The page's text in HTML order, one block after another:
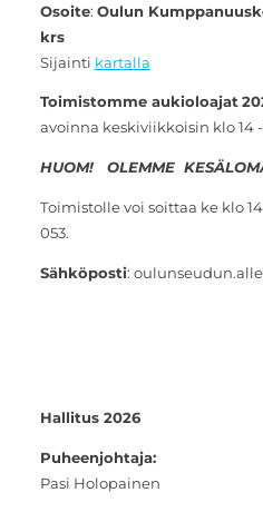
Osoite: Oulun
krs
Sijainti kartalla
Toimistomme aukioloajat
avoinna keskiviikkoisin klo 14 -
HUOM! OLEMME
Toimistolle voi soittaa ke klo
053.
Sähköposti:
Hallitus 2026
Puheenjohtaja:
Pasi Holopainen